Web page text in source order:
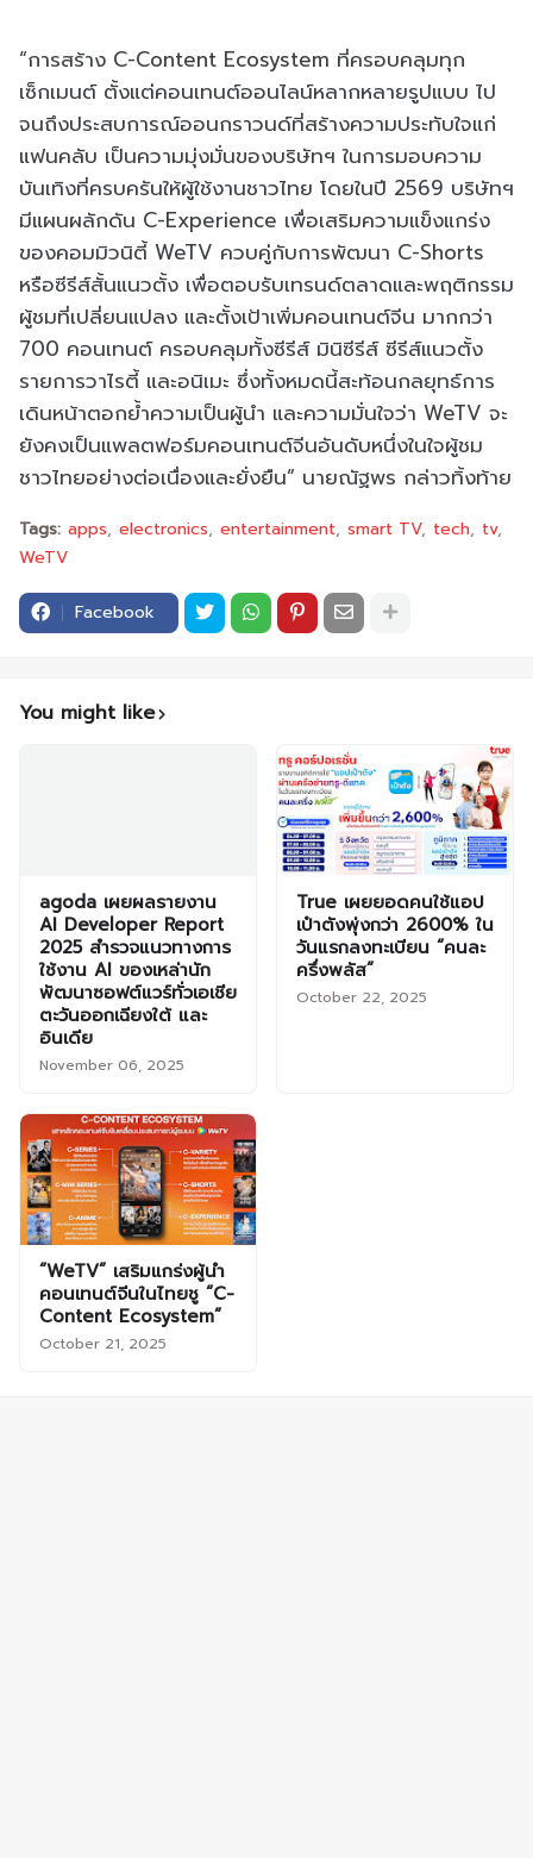
“การสร้าง C-Content Ecosystem ที่ครอบคลุมทุก
เซ็กเมนต์ ตั้งแต่คอนเทนต์ออนไลน์หลากหลายรูปแบบ ไป
จนถึงประสบการณ์ออนกราวนด์ที่สร้างความประทับใจแก่
แฟนคลับ เป็นความมุ่งมั่นของบริษัทฯ ในการมอบความ
บันเทิงที่ครบครันให้ผู้ใช้งานชาวไทย โดยในปี 2569 บริษัทฯ
มีแผนผลักดัน C-Experience เพื่อเสริมความแข็งแกร่ง
ของคอมมิวนิตี้ WeTV ควบคู่กับการพัฒนา C-Shorts
หรือซีรีส์สั้นแนวตั้ง เพื่อตอบรับเทรนด์ตลาดและพฤติกรรม
ผู้ชมที่เปลี่ยนแปลง และตั้งเป้าเพิ่มคอนเทนต์จีน มากกว่า
700 คอนเทนต์ ครอบคลุมทั้งซีรีส์ มินิซีรีส์ ซีรีส์แนวตั้ง
รายการวาไรตี้ และอนิเมะ ซึ่งทั้งหมดนี้สะท้อนกลยุทธ์การ
เดินหน้าตอกย้ำความเป็นผู้นำ และความมั่นใจว่า WeTV จะ
ยังคงเป็นแพลตฟอร์มคอนเทนต์จีนอันดับหนึ่งในใจผู้ชม
ชาวไทยอย่างต่อเนื่องและยั่งยืน” นายณัฐพร กล่าวทิ้งท้าย
Tags: apps electronics entertainment smart TV tech tv
WeTV
Facebook
You might like
agoda เผยผลรายงาน
AI Developer Report
2025 สำรวจแนวทางการ
ใช้งาน AI ของเหล่านัก
พัฒนาซอฟต์แวร์ทั่วเอเชีย
ตะวันออกเฉียงใต้ และ
อินเดีย
November 06, 2025
True เผยยอดคนใช้แอป
เป๋าตังพุ่งกว่า 2600% ใน
วันแรกลงทะเบียน “คนละ
ครึ่งพลัส”
October 22, 2025
“WeTV” เสริมแกร่งผู้นำ
คอนเทนต์จีนในไทยชู “C-
Content Ecosystem”
October 21, 2025